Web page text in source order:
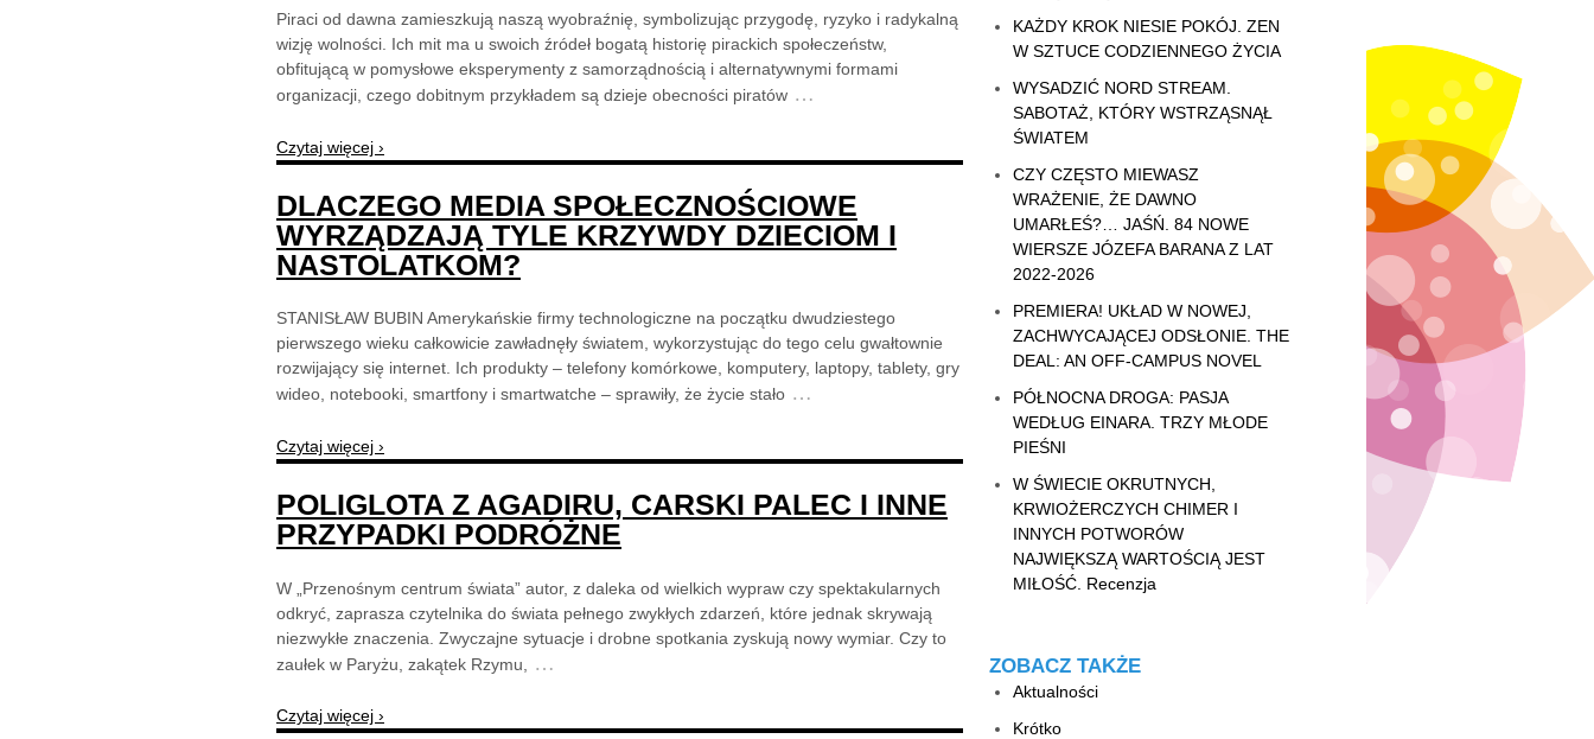
Piraci od dawna zamieszkują naszą wyobraźnię, symbolizując przygodę, ryzyko i radykalną
wizję wolności. Ich mit ma u swoich źródeł bogatą historię pirackich społeczeństw,
obfitującą w pomysłowe eksperymenty z samorządnością i alternatywnymi formami
organizacji, czego dobitnym przykładem są dzieje obecności piratów …
Czytaj więcej ›
DLACZEGO MEDIA SPOŁECZNOŚCIOWE
WYRZĄDZAJĄ TYLE KRZYWDY DZIECIOM I
NASTOLATKOM?
STANISŁAW BUBIN Amerykańskie firmy technologiczne na początku dwudziestego
pierwszego wieku całkowicie zawładnęły światem, wykorzystując do tego celu gwałtownie
rozwijający się internet. Ich produkty – telefony komórkowe, komputery, laptopy, tablety, gry
wideo, notebooki, smartfony i smartwatche – sprawiły, że życie stało …
Czytaj więcej ›
POLIGLOTA Z AGADIRU, CARSKI PALEC I INNE
PRZYPADKI PODRÓŻNE
W „Przenośnym centrum świata” autor, z daleka od wielkich wypraw czy spektakularnych
odkryć, zaprasza czytelnika do świata pełnego zwykłych zdarzeń, które jednak skrywają
niezwykłe znaczenia. Zwyczajne sytuacje i drobne spotkania zyskują nowy wymiar. Czy to
zaułek w Paryżu, zakątek Rzymu,
…
Czytaj więcej ›
KAŻDY KROK NIESIE POKÓJ. ZEN
W SZTUCE CODZIENNEGO ŻYCIA
WYSADZIĆ NORD STREAM.
SABOTAŻ, KTÓRY WSTRZĄSNĄŁ
ŚWIATEM
CZY CZĘSTO MIEWASZ
WRAŻENIE, ŻE DAWNO
UMARŁEŚ?… JAŚŃ. 84 NOWE
WIERSZE JÓZEFA BARANA Z LAT
2022-2026
PREMIERA! UKŁAD W NOWEJ,
ZACHWYCAJĄCEJ ODSŁONIE. THE
DEAL: AN OFF-CAMPUS NOVEL
PÓŁNOCNA DROGA: PASJA
WEDŁUG EINARA. TRZY MŁODE
PIEŚNI
W ŚWIECIE OKRUTNYCH,
KRWIOŻERCZYCH CHIMER I
INNYCH POTWORÓW
NAJWIĘKSZĄ WARTOŚCIĄ JEST
MIŁOŚĆ. Recenzja
ZOBACZ TAKŻE
Aktualności
Krótko